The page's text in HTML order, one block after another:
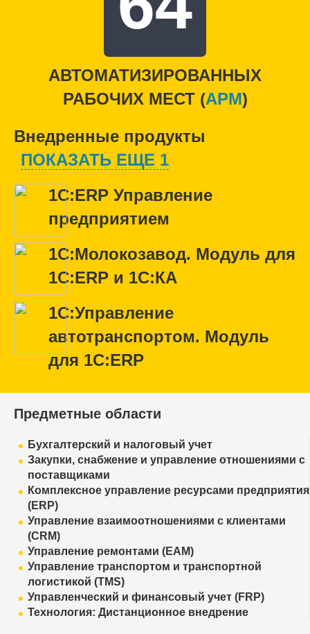
АВТОМАТИЗИРОВАННЫХ
РАБОЧИХ МЕСТ (APM)
Внедренные продукты
ПОКАЗАТЬ ЕЩЕ 1
1С:ERP Управление
предприятием
1С:Молокозавод. Модуль для
1С:ERP и 1С:КА
1С:Управление
автотранспортом. Модуль
для 1С:ERP
Предметные области
Бухгалтерский и налоговый учет
Закупки, снабжение и управление отношениями с
поставщиками
Комплексное управление ресурсами предприятия
(ERP)
Управление взаимоотношениями с клиентами
(CRM)
Управление ремонтами (EAM)
Управление транспортом и транспортной
логистикой (TMS)
Управленческий и финансовый учет (FRP)
Технология: Дистанционное внедрение